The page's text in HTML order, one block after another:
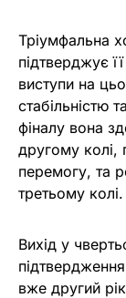
Тріумфальна
підтверджує
виступи на
стабільністю
фіналу вона
другому
перемогу, та
третьому колі.
Вихід у
вже другий